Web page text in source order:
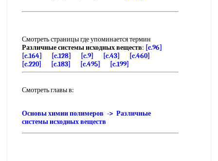
Смотреть страницы где упоминается термин
Различные системы исходных веществ: [c.96]
[c.164]
[c.128] [c.9] [c.43]
[c.460]
[c.220]
[c.183] [c.495] [c.199]
Смотреть главы в:
Основы химии полимеров -> Различные
системы исходных веществ